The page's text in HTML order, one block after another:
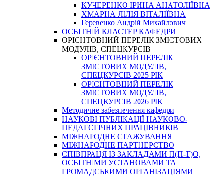
КУЧЕРЕНКО ІРИНА АНАТОЛІЇВНА
ХМАРНА ЛІЛІЯ ВІТАЛІЇВНА
Геревенко Андрій Михайлович
ОСВІТНІЙ КЛАСТЕР КАФЕДРИ
ОРІЄНТОВНИЙ ПЕРЕЛІК ЗМІСТОВИХ
МОДУЛІВ, СПЕЦКУРСІВ
ОРІЄНТОВНИЙ ПЕРЕЛІК
ЗМІСТОВИХ МОДУЛІВ,
СПЕЦКУРСІВ 2025 РІК
ОРІЄНТОВНИЙ ПЕРЕЛІК
ЗМІСТОВИХ МОДУЛІВ,
СПЕЦКУРСІВ 2026 РІК
Методичне забезпечення кафедри
НАУКОВІ ПУБЛІКАЦІЇ НАУКОВО-
ПЕДАГОГІЧНИХ ПРАЦІВНИКІВ
МІЖНАРОДНЕ СТАЖУВАННЯ
МІЖНАРОДНЕ ПАРТНЕРСТВО
СПІВПРАЦЯ ІЗ ЗАКЛАДАМИ П(П-Т)О,
ОСВІТНІМИ УСТАНОВАМИ ТА
ГРОМАДСЬКИМИ ОРГАНІЗАЦІЯМИ